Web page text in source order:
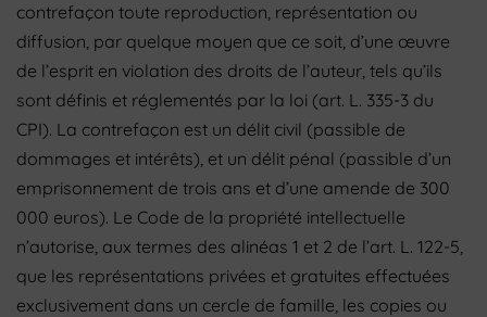
contrefaçon toute reproduction, représentation ou
diffusion, par quelque moyen que ce soit, d’une œuvre
de l’esprit en violation des droits de l’auteur, tels qu’ils
sont définis et réglementés par la loi (art. L. 335-3 du
CPI). La contrefaçon est un délit civil (passible de
dommages et intérêts), et un délit pénal (passible d’un
emprisonnement de trois ans et d’une amende de 300
000 euros). Le Code de la propriété intellectuelle
n’autorise, aux termes des alinéas 1 et 2 de l’art. L. 122-5,
que les représentations privées et gratuites effectuées
exclusivement dans un cercle de famille, les copies ou